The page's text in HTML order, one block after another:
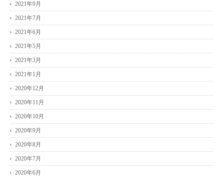
2021年9月
2021年7月
2021年6月
2021年5月
2021年3月
2021年1月
2020年12月
2020年11月
2020年10月
2020年9月
2020年8月
2020年7月
2020年6月